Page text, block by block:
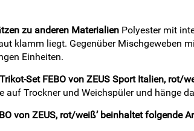
zu anderen Materialien Polyester mit
klamm liegt. Gegenüber Mischgeweben
Einheiten.
Set FEBO von ZEUS Sport Italien, rot/
auf Trockner und Weichspüler und hänge
von ZEUS, rot/weiß’ beinhaltet folgende